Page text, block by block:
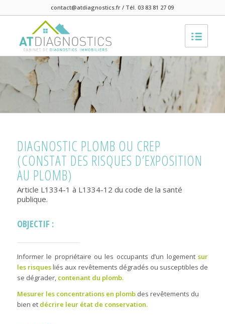
contact@atdiagnostics.fr / Tél. 03 83 81 27 09
DIAGNOSTIC PLOMB OU CREP
(CONSTAT DES RISQUES D’EXPOSITION
AU PLOMB)
Article L1334-1 à L1334-12 du code de la santé
publique.
OBJECTIF :
Informer le propriétaire ou les occupants d’un logementsur
les risquesliés aux revêtements dégradés ou susceptibles de
se dégrader, contenant du plomb.
Mesurer les concentrations en plombdes revêtements du
bien et décrire leur état de conservation.